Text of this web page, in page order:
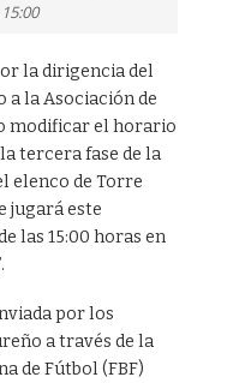
la dirigencia del
la Asociación de
modificar el horario
tercera fase de la
elenco de Torre
jugará este
las 15:00 horas en
por los
a través de la
de Fútbol (FBF)